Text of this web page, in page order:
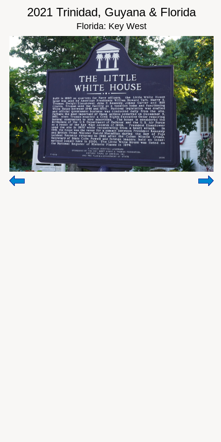
2021 Trinidad, Guyana & Florida
Florida: Key West